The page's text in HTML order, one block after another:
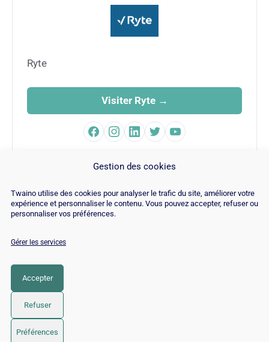
Gestion des cookies
Twaino utilise des cookies pour analyser le trafic du site, améliorer votre
expérience et personnaliser le contenu. Vous pouvez accepter, refuser ou
personnaliser vos préférences.
Gérer les services
Accepter
Refuser
Préférences
Ryte
Visiter Ryte →
© Copyright 2026 |
Recrutements